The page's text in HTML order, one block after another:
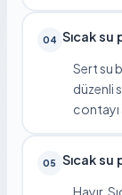
04 Sıcak su
Sert su
düzenli
contayı
05 Sıcak su
Hayır.